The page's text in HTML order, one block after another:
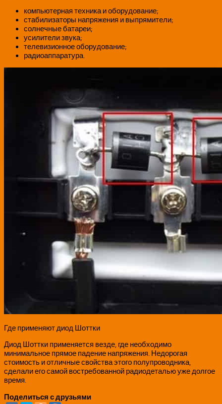
компьютерная техника и оборудование;
стабилизаторы напряжения и выпрямители;
солнечные батареи;
усилители звука;
телевизионное оборудование;
радиоаппаратура.
Где применяют диод Шоттки
Диод Шоттки применяется везде, где необходимо
минимальное прямое падение напряжения. Недорогая
стоимость и отличные свойства этого полупроводника,
сделали его самой востребованной радиодеталью уже долгое
время.
Поделиться с друзьями